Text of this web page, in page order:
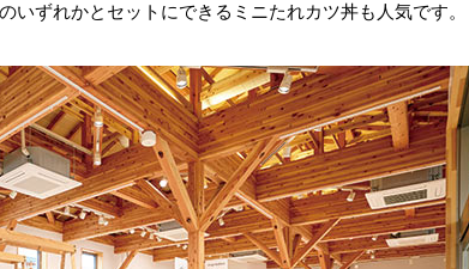
いずれかとセットにできるミニたれカツ丼も人気です。